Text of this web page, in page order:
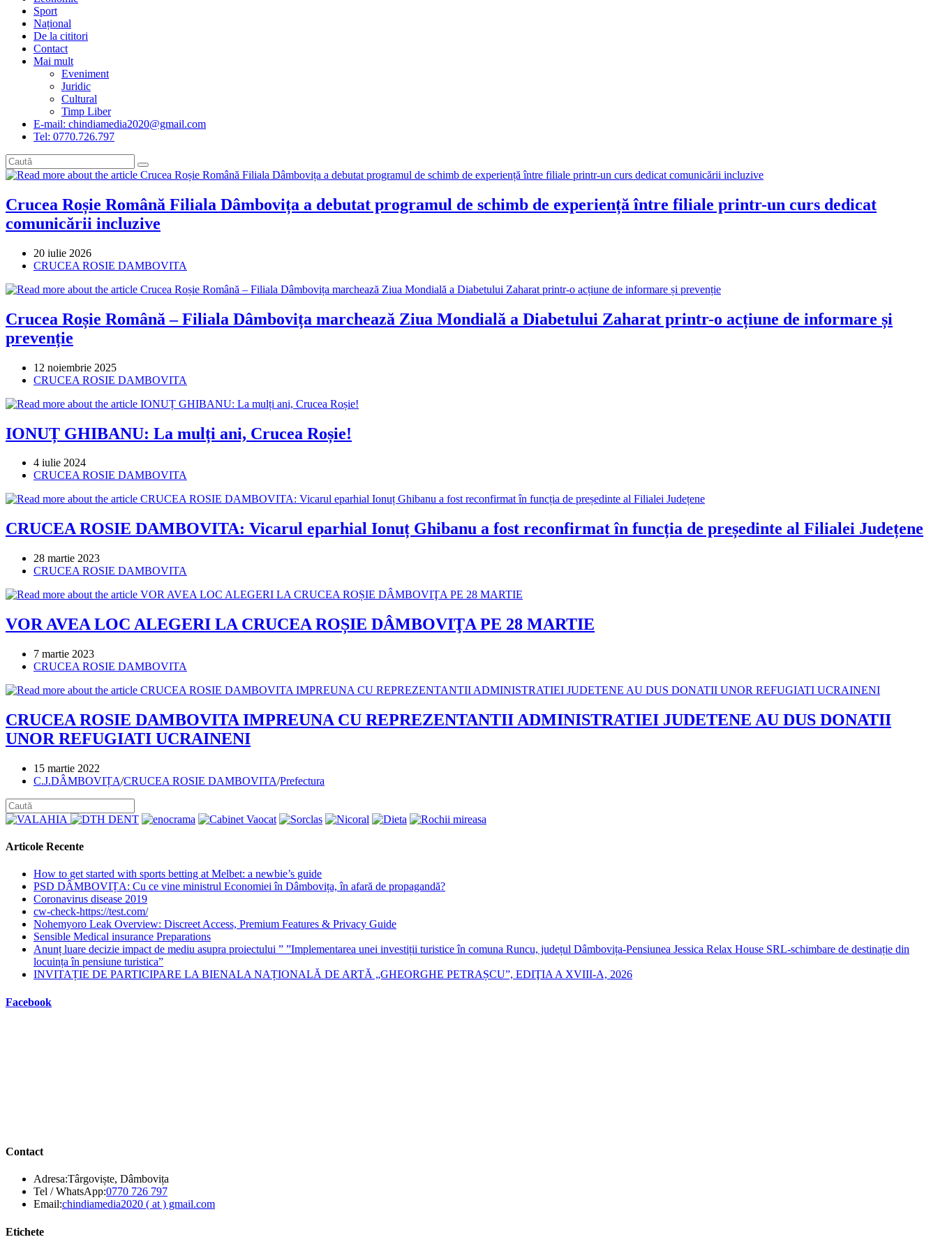
Sport
Național
De la cititori
Contact
Mai mult
Eveniment
Juridic
Cultural
Timp Liber
E-mail: chindiamedia2020@gmail.com
Tel: 0770.726.797
Crucea Roșie Română Filiala Dâmbovița a debutat programul de schimb de experiență între filiale printr-un curs dedicat
comunicării incluzive
Post
published:
20 iulie 2026
Post
CRUCEA ROSIE DAMBOVITA
Crucea Roșie Română – Filiala Dâmbovița marchează Ziua Mondială a Diabetului Zaharat printr-o acțiune de informare și
prevenție
Post
published:
12 noiembrie 2025
Post
CRUCEA ROSIE DAMBOVITA
IONUȚ GHIBANU: La mulți ani, Crucea Roșie!
Post
published:
4 iulie 2024
Post
CRUCEA ROSIE DAMBOVITA
CRUCEA ROSIE DAMBOVITA: Vicarul eparhial Ionuț Ghibanu a fost reconfirmat în funcția de președinte al Filialei Județene
Post
published:
28 martie 2023
Post
CRUCEA ROSIE DAMBOVITA
VOR AVEA LOC ALEGERI LA CRUCEA ROȘIE DÂMBOVIŢA PE 28 MARTIE
Post
published:
7 martie 2023
Post
CRUCEA ROSIE DAMBOVITA
CRUCEA ROSIE DAMBOVITA IMPREUNA CU REPREZENTANTII ADMINISTRATIEI JUDETENE AU DUS DONATII
UNOR REFUGIATI UCRAINENI
Post
published:
15 martie 2022
Post
C.J.DÂMBOVIȚA/CRUCEA ROSIE DAMBOVITA/Prefectura
Articole Recente
How to get started with sports betting at Melbet: a newbie’s guide
PSD DÂMBOVIȚA: Cu ce vine ministrul Economiei în Dâmbovița, în afară de propagandă?
Coronavirus disease 2019
cw-check-https://test.com/
Nohemyoro Leak Overview: Discreet Access, Premium Features & Privacy Guide
Sensible Medical insurance Preparations
Anunț luare decizie impact de mediu asupra proiectului ” ”Implementarea unei investiții turistice în comuna Runcu, județul Dâmbovița-Pensiunea Jessica Relax House SRL-schimbare de destinație din
locuința în pensiune turistica”
INVITAȚIE DE PARTICIPARE LA BIENALA NAȚIONALĂ DE ARTĂ „GHEORGHE PETRAȘCU”, EDIŢIA A XVIII-A, 2026
Facebook
Contact
Adresa:Târgoviște, Dâmbovița
Tel / WhatsApp:0770 726 797Opens
in
Email:chindiamedia2020 ( at ) gmail.comOpens
Etichete